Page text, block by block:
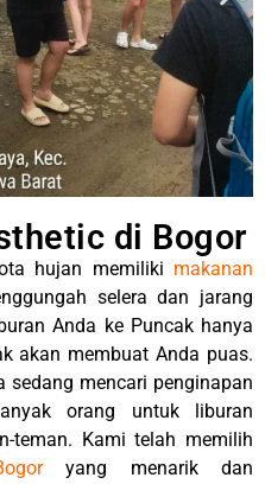
di Bogor
hujan memiliki makanan
selera dan jarang
Anda ke Puncak hanya
akan membuat Anda puas.
sedang mencari penginapan
orang untuk liburan
teman. Kami telah memilih
yang menarik dan